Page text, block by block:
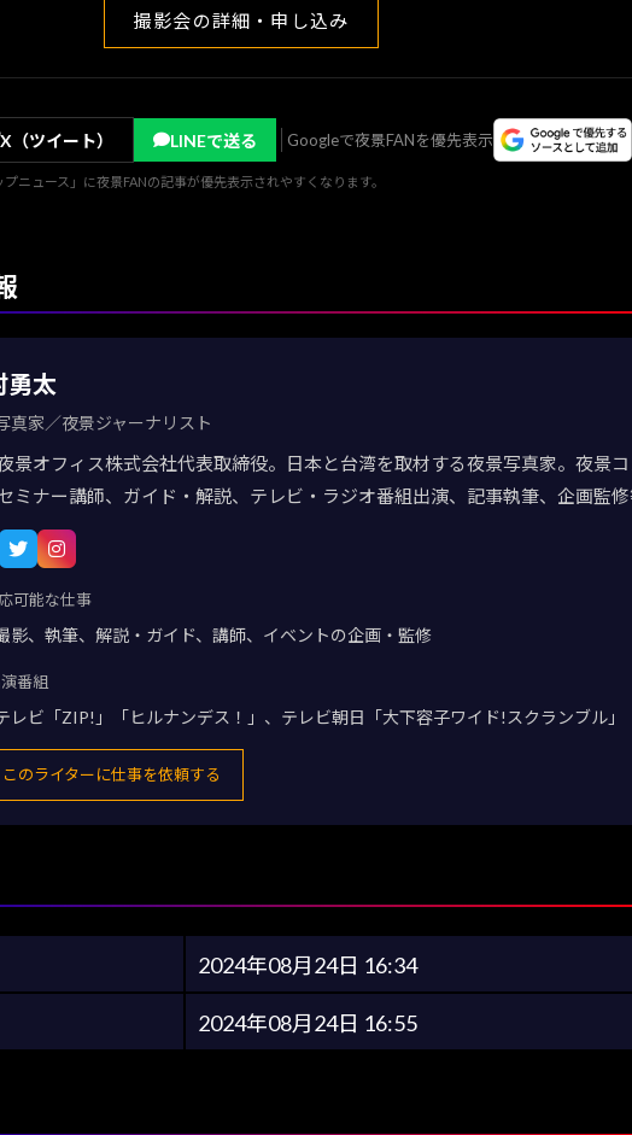
撮影会の詳細・申し込み
X（ツイート） LINEで送る Googleで夜景FANを優先表示
ニュース」に夜景FANの記事が優先表示されやすくなります。
勇太
真家／夜景ジャーナリスト
景オフィス株式会社代表取締役。日本と台湾を取材する夜景写真家。夜景
ミナー講師、ガイド・解説、テレビ・ラジオ番組出演、記事執筆、企画監
可能な仕事
影、執筆、解説・ガイド、講師、イベントの企画・監修
番組
レビ「ZIP!」「ヒルナンデス！」、テレビ朝日「大下容子ワイド!スクランブル
このライターに仕事を依頼する
2024年08月24日 16:34
2024年08月24日 16:55